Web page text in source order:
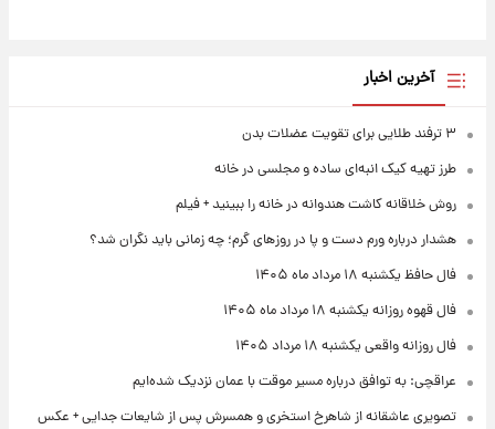
آخرین اخبار
۳ ترفند طلایی برای تقویت عضلات بدن
طرز تهیه کیک انبه‌ای ساده و مجلسی در خانه
روش خلاقانه کاشت هندوانه در خانه را ببینید + فیلم
هشدار درباره ورم دست و پا در روزهای گرم؛ چه زمانی باید نگران شد؟
فال حافظ یکشنبه ۱۸ مرداد ماه ۱۴۰۵
فال قهوه روزانه یکشنبه ۱۸ مرداد ماه ۱۴۰۵
فال روزانه واقعی یکشنبه ۱۸ مرداد ۱۴۰۵
عراقچی: به توافق درباره مسیر موقت با عمان نزدیک شده‌ایم
تصویری عاشقانه از شاهرخ استخری و همسرش پس از شایعات جدایی + عکس